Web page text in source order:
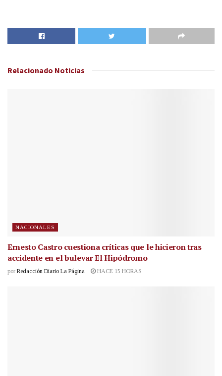
Relacionado Noticias
NACIONALES
Ernesto Castro cuestiona críticas que le hicieron tras
accidente en el bulevar El Hipódromo
por Redacción Diario La Página HACE 15 HORAS